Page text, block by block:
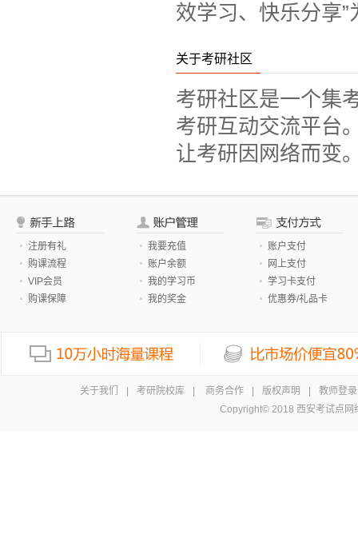
效学习、快乐分享
关于考研社区
考研社区是一个集
考研互动交流平台
让考研因网络而变
注册有礼
购课流程
VIP会员
购课保障
我要充值
账户余额
我的学习币
我的奖金
账户支付
网上支付
学习卡支付
优惠券/礼品卡
关于我们 考研院校库 商务合作 版权声明
教师登录
Copyright© 2018 西安考试点网